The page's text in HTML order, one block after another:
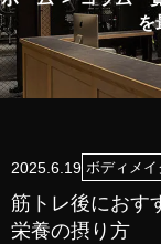
を
2025.6.19 ボディメイ
筋トレ後におす
栄養の摂り方